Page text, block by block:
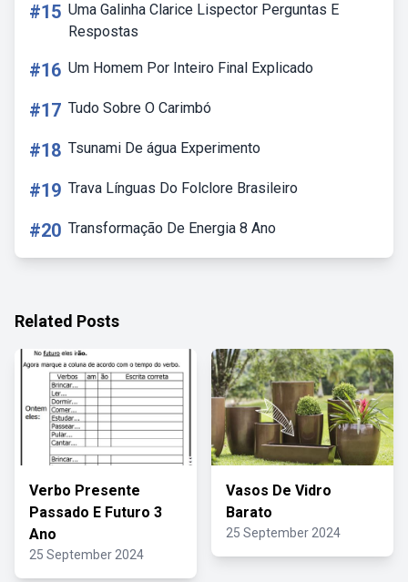
#15 Uma Galinha Clarice Lispector Perguntas E
Respostas
#16 Um Homem Por Inteiro Final Explicado
#17 Tudo Sobre O Carimbó
#18 Tsunami De água Experimento
#19 Trava Línguas Do Folclore Brasileiro
#20 Transformação De Energia 8 Ano
Related Posts
Verbo Presente
Passado E Futuro 3
Ano
25 September 2024
Vasos De Vidro
Barato
25 September 2024